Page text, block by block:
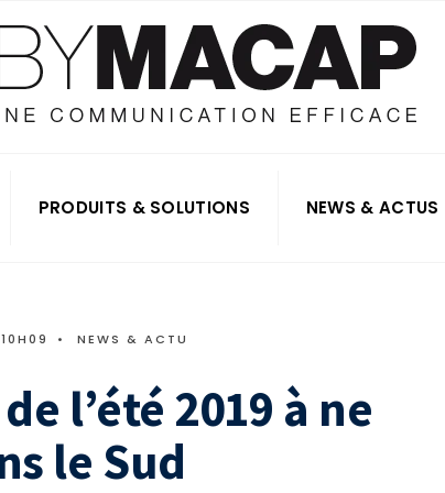
PRODUITS & SOLUTIONS NEWS & ACTUS
10H09 • NEWS & ACTU
l’été 2019 à ne
le Sud